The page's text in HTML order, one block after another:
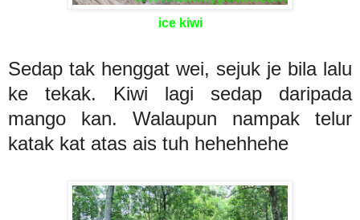
ice kiwi
Sedap tak henggat wei, sejuk je bila lalu
ke tekak. Kiwi lagi sedap daripada
mango kan. Walaupun nampak telur
katak kat atas ais tuh hehehhehe